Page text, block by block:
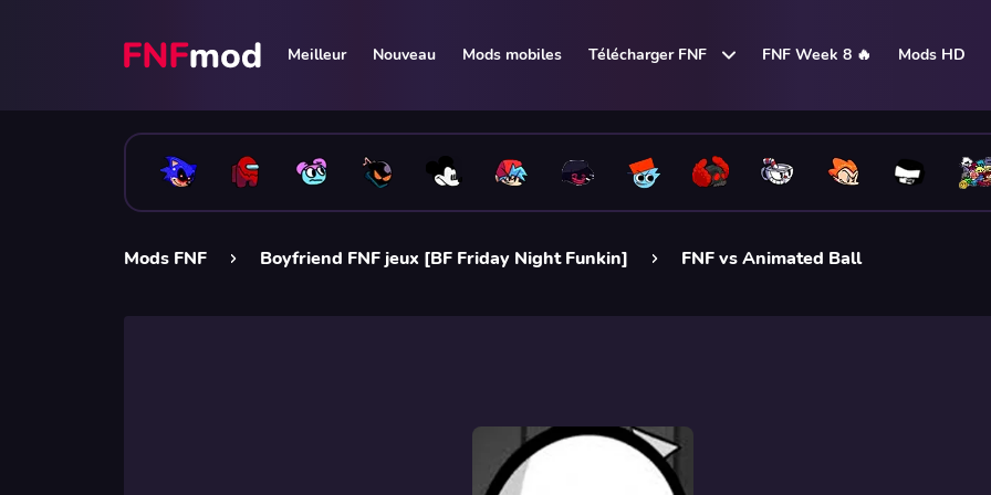
Meilleur Nouveau Mods mobiles Télécharger FNF FNF Week 8 🔥 Mods HD
Mods FNF Boyfriend FNF jeux [BF Friday Night Funkin] FNF vs Animated Ball